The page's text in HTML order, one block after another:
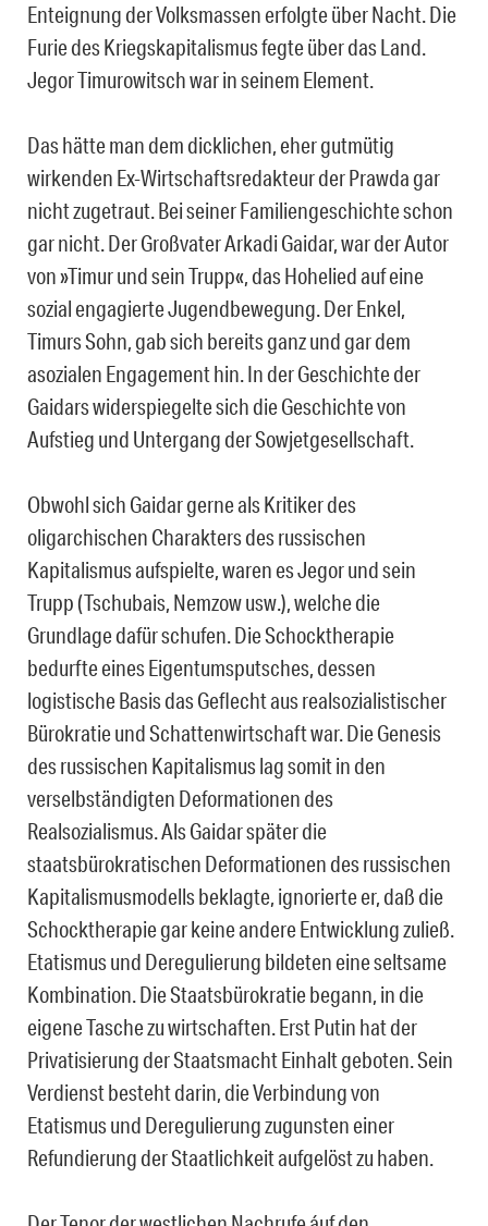
Enteignung der Volksmassen erfolgte über Nacht. Die
Furie des Kriegskapitalismus fegte über das Land.
JegorTimurowitsch war in seinem Element.
Das hätte man dem dicklichen, eher gutmütig
wirkenden Ex-Wirtschaftsredakteur der Prawda gar
nicht zugetraut. Bei seiner Familiengeschichte schon
gar nicht. Der Großvater Arkadi Gaidar, war der Autor
von »Timur und seinTrupp«, das Hohelied auf eine
sozial engagierte Jugendbewegung. Der Enkel,
Timurs Sohn, gab sich bereits ganz und gar dem
asozialen Engagement hin. In der Geschichte der
Gaidars widerspiegelte sich die Geschichte von
Aufstieg und Untergang der Sowjetgesellschaft.
Obwohl sich Gaidar gerne als Kritiker des
oligarchischen Charakters des russischen
Kapitalismus aufspielte, waren esJegorund sein
Trupp(Tschubais, Nemzow usw.), welche die
Grundlage dafür schufen. Die Schocktherapie
bedurfte eines Eigentumsputsches, dessen
logistische Basis das Geflecht aus realsozialistischer
Bürokratie und Schattenwirtschaft war. Die Genesis
des russischen Kapitalismus lag somit in den
verselbständigten Deformationen des
Realsozialismus. Als Gaidar später die
staatsbürokratischen Deformationen des russischen
Kapitalismusmodells beklagte, ignorierte er, daß die
Schocktherapie gar keine andere Entwicklung zuließ.
Etatismus und Deregulierung bildeten eine seltsame
Kombination. Die Staatsbürokratie begann, in die
eigene Tasche zu wirtschaften. Erst Putin hat der
Privatisierung der Staatsmacht Einhalt geboten. Sein
Verdienst besteht darin, die Verbindung von
Etatismus und Deregulierung zugunsten einer
Refundierung der Staatlichkeit aufgelöst zu haben.